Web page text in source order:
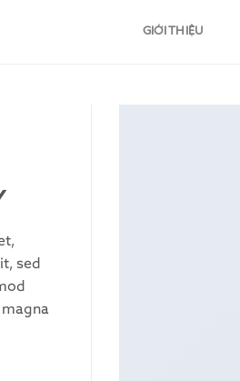
GIỚI THIỆU
sed